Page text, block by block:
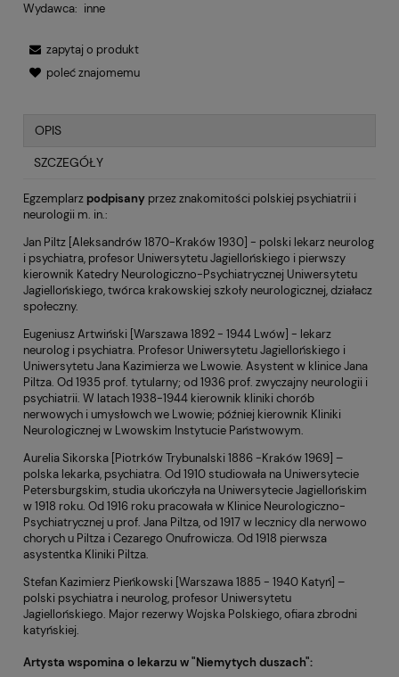
Wydawca: inne
zapytaj o produkt
poleć znajomemu
OPIS
SZCZEGÓŁY
Egzemplarz podpisany przez znakomitości polskiej psychiatrii i
neurologii m. in.:
Jan Piltz [Aleksandrów 1870-Kraków 1930] - polski lekarz neurolog
i psychiatra, profesor Uniwersytetu Jagiellońskiego i pierwszy
kierownik Katedry Neurologiczno-Psychiatrycznej Uniwersytetu
Jagiellońskiego, twórca krakowskiej szkoły neurologicznej, działacz
społeczny.
Eugeniusz Artwiński [Warszawa 1892 - 1944 Lwów] - lekarz
neurolog i psychiatra. Profesor Uniwersytetu Jagiellońskiego i
Uniwersytetu Jana Kazimierza we Lwowie. Asystent w klinice Jana
Piltza. Od 1935 prof. tytularny; od 1936 prof. zwyczajny neurologii i
psychiatrii. W latach 1938-1944 kierownik kliniki chorób
nerwowych i umysłowch we Lwowie; później kierownik Kliniki
Neurologicznej w Lwowskim Instytucie Państwowym.
Aurelia Sikorska [Piotrków Trybunalski 1886 -Kraków 1969] –
polska lekarka, psychiatra. Od 1910 studiowała na Uniwersytecie
Petersburgskim, studia ukończyła na Uniwersytecie Jagiellońskim
w 1918 roku. Od 1916 roku pracowała w Klinice Neurologiczno-
Psychiatrycznej u prof. Jana Piltza, od 1917 w lecznicy dla nerwowo
chorych u Piltza i Cezarego Onufrowicza. Od 1918 pierwsza
asystentka Kliniki Piltza.
Stefan Kazimierz Pieńkowski [Warszawa 1885 - 1940 Katyń] –
polski psychiatra i neurolog, profesor Uniwersytetu
Jagiellońskiego. Major rezerwy Wojska Polskiego, ofiara zbrodni
katyńskiej.
Artysta wspomina o lekarzu w "Niemytych duszach":